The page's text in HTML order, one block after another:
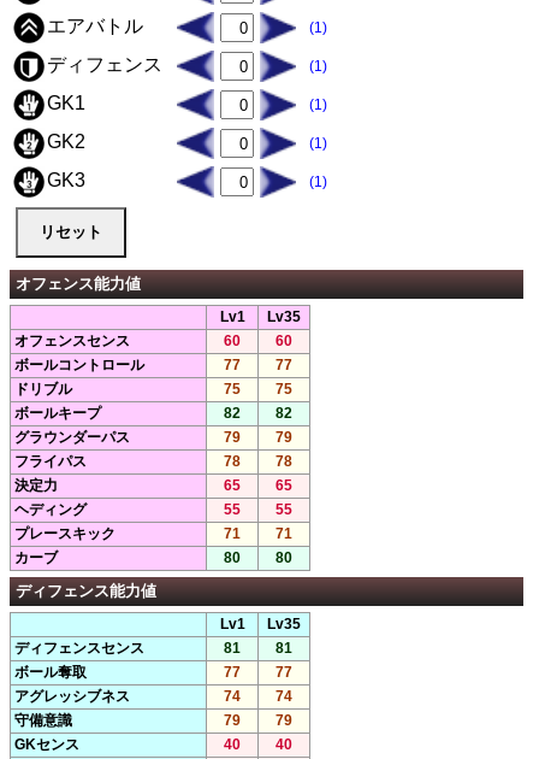
エアバトル (1)
ディフェンス (1)
GK1 (1)
GK2 (1)
GK3 (1)
オフェンス能力値
Lv1
Lv35
オフェンスセンス
60
60
ボールコントロール
77
77
ドリブル
75
75
ボールキープ
82
82
グラウンダーパス
79
79
フライパス
78
78
決定力
65
65
ヘディング
55
55
プレースキック
71
71
カーブ
80 80
ディフェンス能力値
Lv1
Lv35
ディフェンスセンス
81
81
ボール奪取
77
77
アグレッシブネス
74
74
守備意識
79
79
GKセンス
40 40